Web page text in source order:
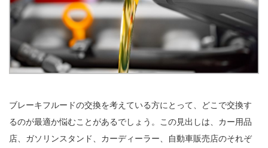
ブレーキフルードの交換を考えている方にとって、どこで交換す
るのが最適か悩むことがあるでしょう。この見出しは、カー用品
店、ガソリンスタンド、カーディーラー、自動車販売店のそれぞ